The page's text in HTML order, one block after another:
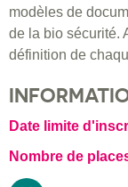
modèles de
de la bio sécurité.
définition de
Date limite
Nombre de